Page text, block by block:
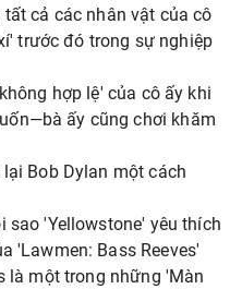
cả các nhân vật của cô
trước đó trong sự nghiệp
hợp lệ' của cô ấy khi
ấy cũng chơi khăm
Bob Dylan một cách
sao 'Yellowstone' yêu thích
'Lawmen: Bass Reeves'
là một trong những 'Màn